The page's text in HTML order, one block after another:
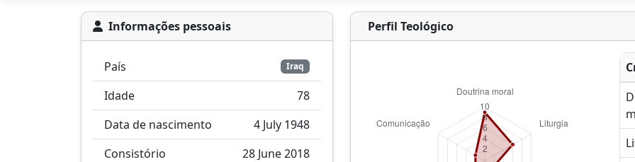
Informações pessoais
País Iraq
Idade
78
Data de nascimento
4 July 1948
Consistório
28 June 2018
Perfil Teológico